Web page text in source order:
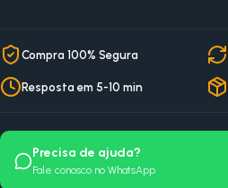
Compra 100% Segura
Resposta em 5-10 min
Precisa de ajuda?
Fale conosco no WhatsApp